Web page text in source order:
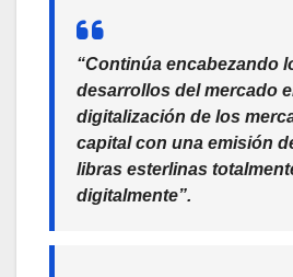
“Continúa encabezando
desarrollos del mercado
digitalización de los
capital con una emisión
libras esterlinas
digitalmente”.